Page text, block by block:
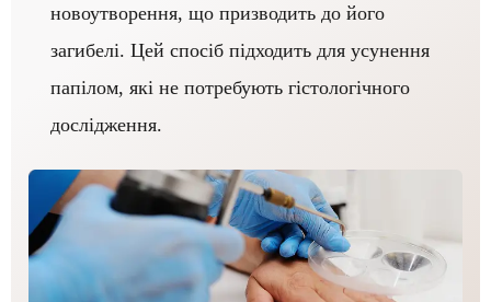
новоутворення, що призводить до його
загибелі. Цей спосіб підходить для усунення
папілом, які не потребують гістологічного
дослідження.